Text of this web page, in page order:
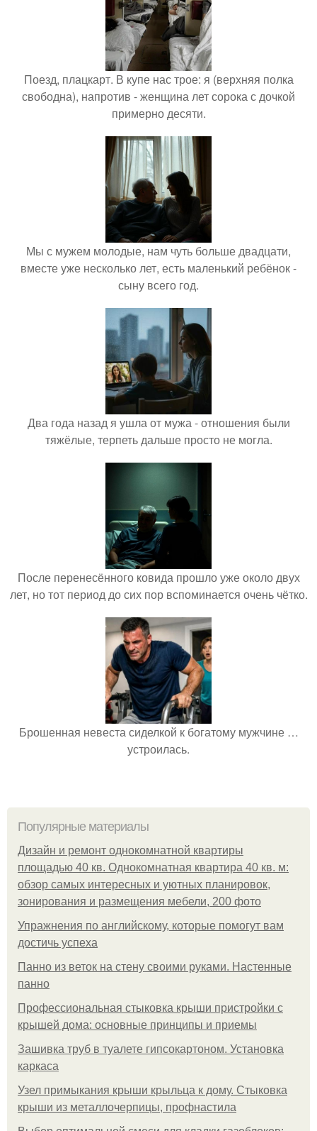
Поезд, плацкарт. В купе нас трое: я (верхняя полка
свободна), напротив - женщина лет сорока с дочкой
примерно десяти.
Мы с мужем молодые, нам чуть больше двадцати,
вместе уже несколько лет, есть маленький ребёнок -
сыну всего год.
Два года назад я ушла от мужа - отношения были
тяжёлые, терпеть дальше просто не могла.
После перенесённого ковида прошло уже около двух
лет, но тот период до сих пор вспоминается очень чётко.
Брошенная невеста сиделкой к богатому мужчине …
устроилась.
Популярные материалы
Дизайн и ремонт однокомнатной квартиры
площадью 40 кв. Однокомнатная квартира 40 кв. м:
обзор самых интересных и уютных планировок,
зонирования и размещения мебели, 200 фото
Упражнения по английскому, которые помогут вам
достичь успеха
Панно из веток на стену своими руками. Настенные
панно
Профессиональная стыковка крыши пристройки с
крышей дома: основные принципы и приемы
Зашивка труб в туалете гипсокартоном. Установка
каркаса
Узел примыкания крыши крыльца к дому. Стыковка
крыши из металлочерпицы, профнастила